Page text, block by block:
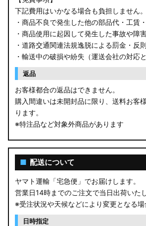
GU クロストレック
GU インプレッサ
VN5 VNH レヴォーグ / レイバック
ZD8 BRZ
ZC6 BRZ
URJ201 LX570
AGL10W RX450h
USF/UVF4# LS600h
JF5/6 N-BOX カスタム
MK94S/MK54S スペーシア / カスタム
下記費用はいかなる場合も負担しません。
・商品不良で発生した他の部品代・工賃
・商品使用に起因して発生した事故や障
・道路交通関連法規逸脱による罰金・反
・輸送中の破損や紛失（運送会社の対応
返品
お客様都合の返品はできません。
購入間違いは未開封品に限り、送料お客
ります。
※特注品など対象外商品があります
■ 配送について
ヤマト運輸「宅急便」でお届けします。
営業日14時までのご注文で当日出荷いた
※受注状況や天候などにより変更となる
日時指定